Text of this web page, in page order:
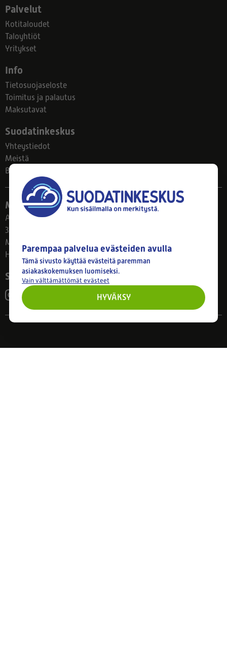
Palvelut
Kotitaloudet
Taloyhtiöt
Yritykset
Info
Tietosuojaseloste
Toimitus ja palautus
Maksutavat
Suodatinkeskus
Yhteystiedot
Meistä
Blogi
Myymälä
Ahlmanintie 61
33800 Tampere
Ma–Pe 8–17
Huom! Myymälän poikkeusaukiolot: 27.7.-21.8. klo 8-16
Seuraa meitä
Parempaa palvelua evästeiden avulla
Tämä sivusto käyttää evästeitä paremman
asiakaskokemuksen luomiseksi.
Vain välttämättömät evästeet
HYVÄKSY